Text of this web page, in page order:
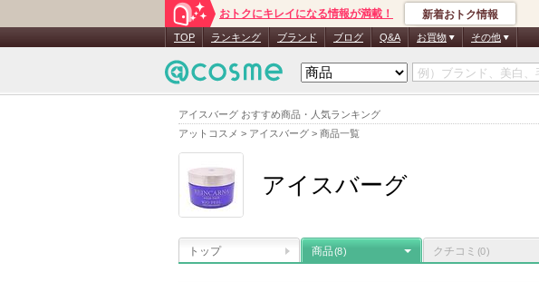
アイスバーグ おすすめ商品・人気ランキング
アットコスメ > アイスバーグ > 商品一覧
おトクにキレイになる情報が満載！ 新着おトク情報
TOP ランキング ブランド ブログ Q&A お買物 その他
アイスバーグ
トップ 商品(8) クチコミ (0)